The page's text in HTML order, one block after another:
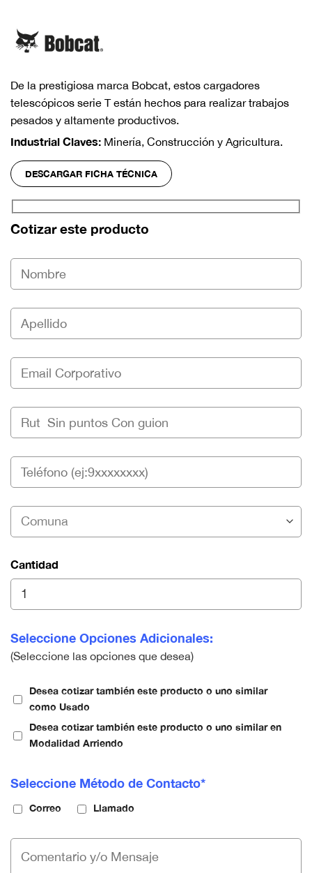
De la prestigiosa marca Bobcat, estos cargadores
telescópicos serie T están hechos para realizar trabajos
pesados y altamente productivos.
Industrial Claves: Minería, Construcción y Agricultura.
DESCARGAR FICHA TÉCNICA
Cotizar este producto
Cantidad
Seleccione Opciones Adicionales:
(Seleccione las opciones que desea)
Desea cotizar también este producto o uno similar
como Usado
Desea cotizar también este producto o uno similar en
Modalidad Arriendo
Seleccione Método de Contacto*
Correo Llamado